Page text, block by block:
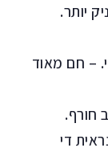
יותר.
– חם מאוד
חורף.
די